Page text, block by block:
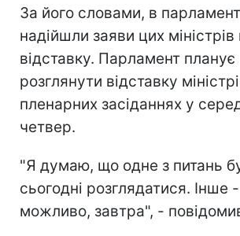
За його словами, в парламент
надійшли заяви цих
відставку. Парламент планує
розглянути відставку
пленарних засіданнях у
четвер.
"Я думаю, що одне з питань
сьогодні розглядатися. Інше -
можливо, завтра", -